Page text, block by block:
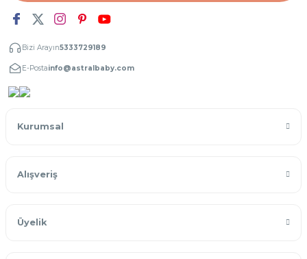
Bizi Arayın5333729189
E-Postainfo@astralbaby.com
Kurumsal
Alışveriş
Üyelik